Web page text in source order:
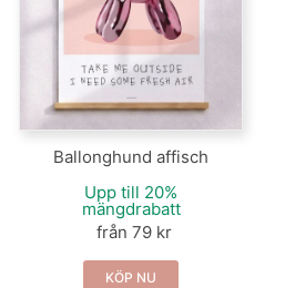
Ballonghund affisch
Upp till 20%
mängdrabatt
från 79 kr
KÖP NU